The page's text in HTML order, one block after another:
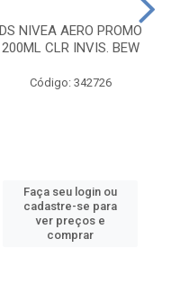
DS NIVEA AERO PROMO
200ML CLR INVIS. BEW
Código: 342726
Faça seu login ou
cadastre-se para
ver preços e
comprar